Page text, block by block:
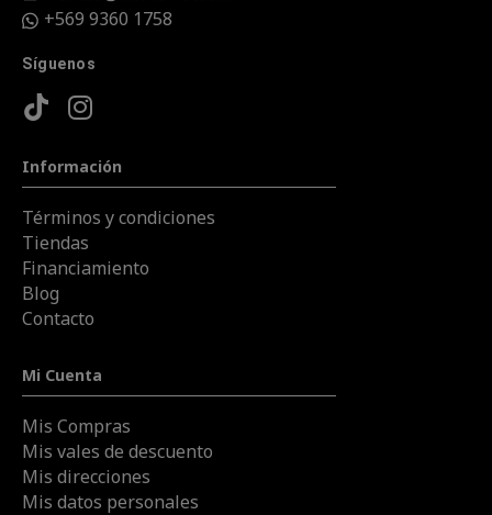
+569 9360 1758
Síguenos
Información
Términos y condiciones
Tiendas
Financiamiento
Blog
Contacto
Mi Cuenta
Mis Compras
Mis vales de descuento
Mis direcciones
Mis datos personales